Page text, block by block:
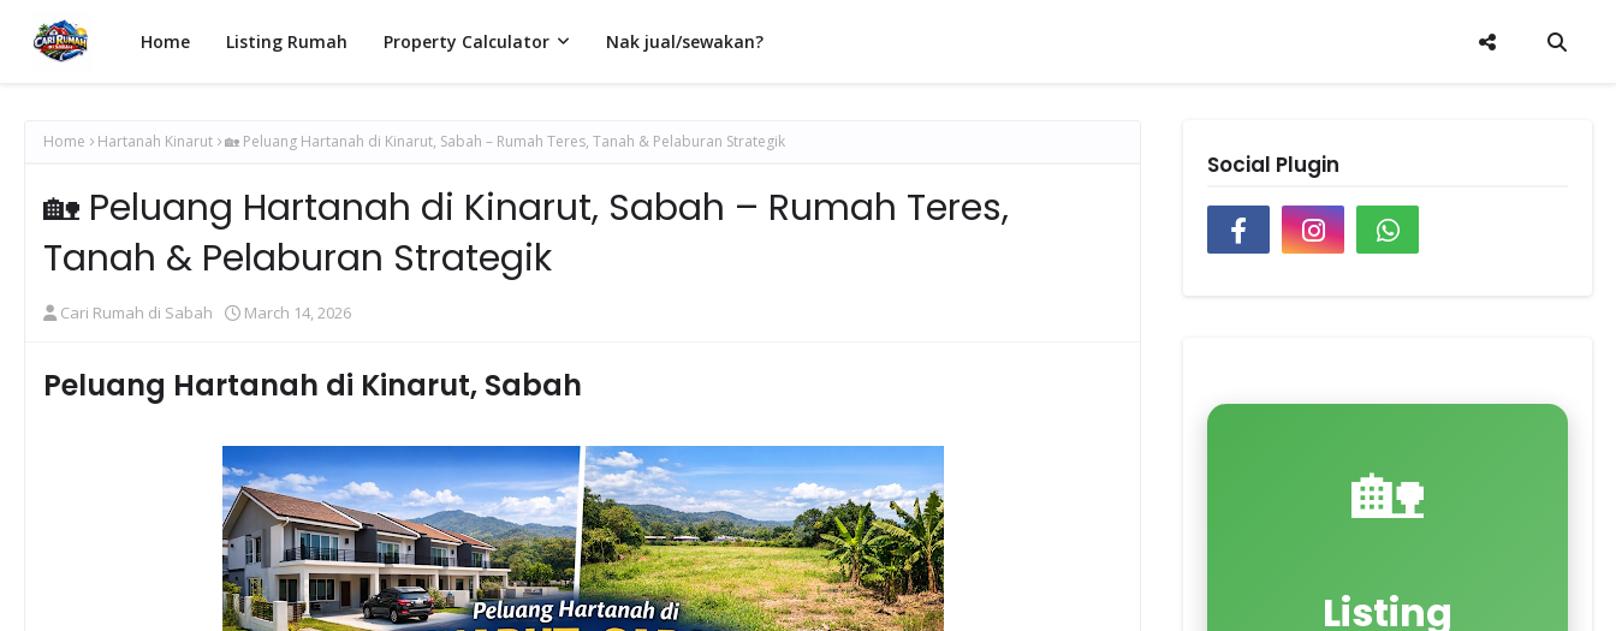
Home Listing Rumah Property Calculator Nak jual/sewakan?
Home Hartanah Kinarut 🏡 Peluang Hartanah di Kinarut, Sabah – Rumah Teres, Tanah & Pelaburan Strategik
🏡 Peluang Hartanah di Kinarut, Sabah – Rumah Teres,
Tanah & Pelaburan Strategik
Cari Rumah di Sabah March 14, 2026
Peluang Hartanah di Kinarut, Sabah
Social Plugin
🏡
Listing